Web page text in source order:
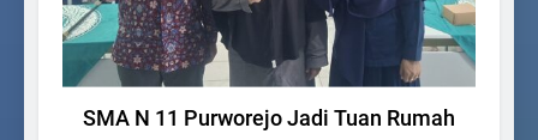
SMA N 11 Purworejo Jadi Tuan Rumah